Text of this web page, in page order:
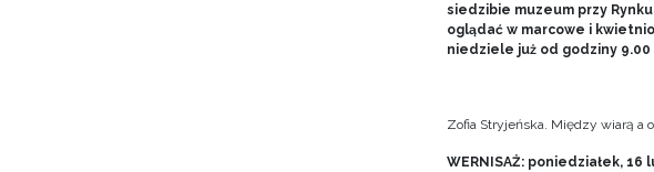
siedzibie muzeum przy Rynku
oglądać w marcowe i
niedziele już od godziny 9.00
Zofia Stryjeńska. Między wiarą a
WERNISAŻ: poniedziałek, 16